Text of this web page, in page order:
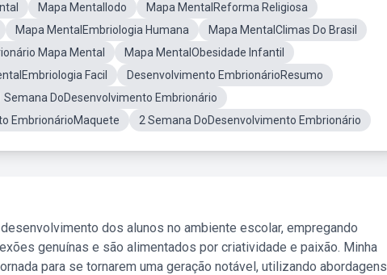
Mapa MentalIodo
Mapa MentalReforma Religiosa
Mapa MentalEmbriologia Humana
Mapa MentalClimas Do Brasil
Mapa Mental
Mapa MentalObesidade Infantil
Facil
Desenvolvimento EmbrionárioResumo
Semana DoDesenvolvimento Embrionário
EmbrionárioMaquete 2 Semana DoDesenvolvimento Embrionário
dos alunos no ambiente escolar, empregando
genuínas e são alimentados por criatividade e paixão. Minha
para se tornarem uma geração notável, utilizando abordagens